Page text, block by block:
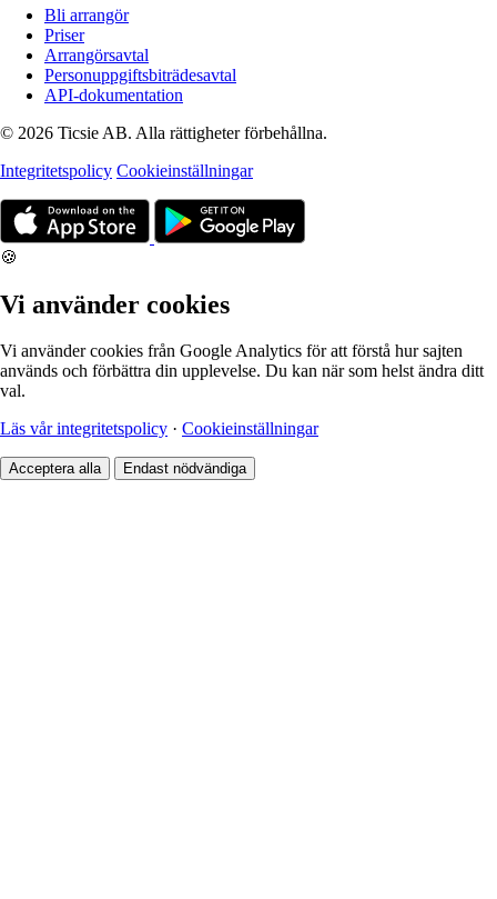
Bli arrangör
Priser
Arrangörsavtal
Personuppgiftsbiträdesavtal
API-dokumentation
© 2026 Ticsie AB. Alla rättigheter förbehållna.
Integritetspolicy Cookieinställningar
🍪
Vi använder cookies
Vi använder cookies från Google Analytics för att förstå hur sajten
används och förbättra din upplevelse. Du kan när som helst ändra ditt
val.
Läs vår integritetspolicy · Cookieinställningar
Acceptera alla Endast nödvändiga